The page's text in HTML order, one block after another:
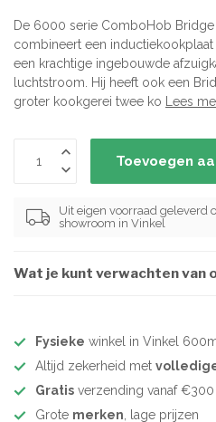
De 6000 serie ComboHob
combineert een
een krachtige ingebouwde
luchtstroom. Hij heeft ook een
groter kookgerei twee ko Lees
Toevoegen
Uit eigen voorraad geleverd
showroom in Vinkel
Wat je kunt verwachten van
Fysieke winkel in Vinkel
Altijd zekerheid met
Gratis verzending vanaf €300
Grote merken, lage prijzen